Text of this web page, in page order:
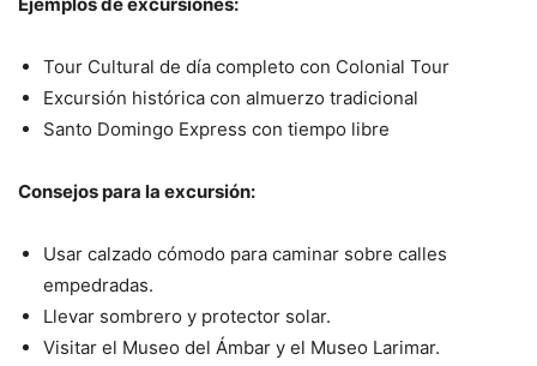
Ejemplos de excursiones:
Tour Cultural de día completo con Colonial Tour
Excursión histórica con almuerzo tradicional
Santo Domingo Express con tiempo libre
Consejos para la excursión:
Usar calzado cómodo para caminar sobre calles
empedradas.
Llevar sombrero y protector solar.
Visitar el Museo del Ámbar y el Museo Larimar.